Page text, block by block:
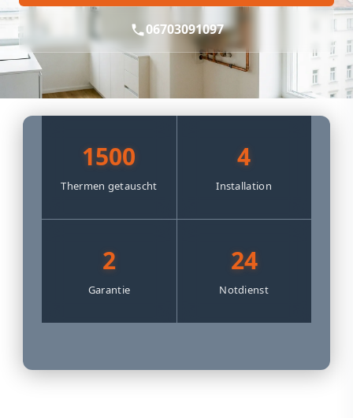
06703091097
1500
Thermen getauscht
4
Installation
2
Garantie
24
Notdienst